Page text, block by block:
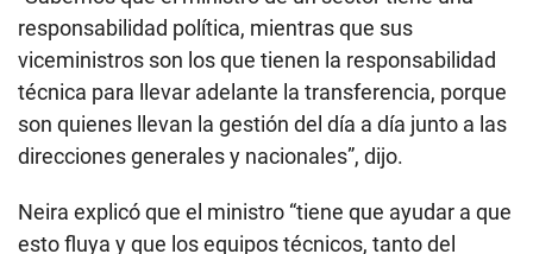
responsabilidad política, mientras que sus
viceministros son los que tienen la responsabilidad
técnica para llevar adelante la transferencia, porque
son quienes llevan la gestión del día a día junto a las
direcciones generales y nacionales”, dijo.
Neira explicó que el ministro “tiene que ayudar a que
esto fluya y que los equipos técnicos, tanto del